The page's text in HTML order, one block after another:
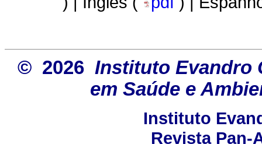
© 2026 Instituto Evandro
em Saúde e
Instituto
Revista Pan-